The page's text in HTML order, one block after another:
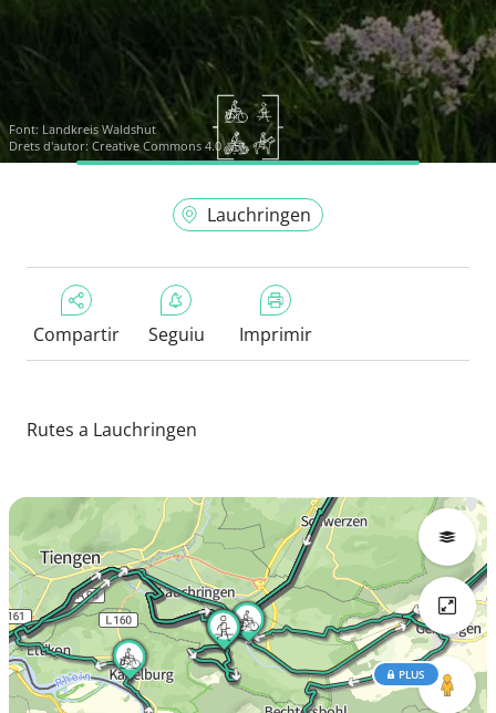
Font: Landkreis Waldshut
Drets d'autor: Creative Commons 4.0
Lauchringen
Compartir Seguiu Imprimir
Rutes a Lauchringen
PLUS